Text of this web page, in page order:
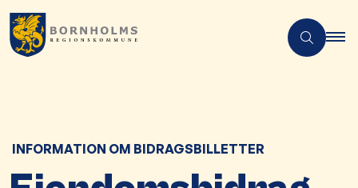
​ ​INFORMATION OM BIDRAGSBILLETTER